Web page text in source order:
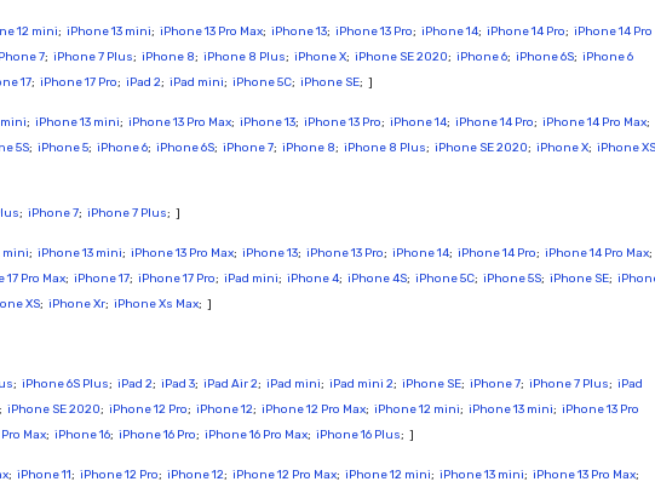
12 mini; iPhone 13 mini; iPhone 13 Pro Max; iPhone 13; iPhone 13 Pro; iPhone 14; iPhone 14 Pro; iPhone 14 Pro
7; iPhone 7 Plus; iPhone 8; iPhone 8 Plus; iPhone X; iPhone SE 2020; iPhone 6; iPhone 6S; iPhone 6
17; iPhone 17 Pro; iPad 2; iPad mini; iPhone 5C; iPhone SE; ]
; iPhone 13 mini; iPhone 13 Pro Max; iPhone 13; iPhone 13 Pro; iPhone 14; iPhone 14 Pro; iPhone 14 Pro Max;
5S; iPhone 5; iPhone 6; iPhone 6S; iPhone 7; iPhone 8; iPhone 8 Plus; iPhone SE 2020; iPhone X; iPhone XS
; iPhone 7; iPhone 7 Plus; ]
mini; iPhone 13 mini; iPhone 13 Pro Max; iPhone 13; iPhone 13 Pro; iPhone 14; iPhone 14 Pro; iPhone 14 Pro Max;
17 Pro Max; iPhone 17; iPhone 17 Pro; iPad mini; iPhone 4; iPhone 4S; iPhone 5C; iPhone 5S; iPhone SE;
XS; iPhone Xr; iPhone Xs Max; ]
; iPhone 6S Plus; iPad 2; iPad 3; iPad Air 2; iPad mini; iPad mini 2; iPhone SE; iPhone 7; iPhone 7 Plus; iPad
; iPhone SE 2020; iPhone 12 Pro; iPhone 12; iPhone 12 Pro Max; iPhone 12 mini; iPhone 13 mini; iPhone 13 Pro
Max; iPhone 16; iPhone 16 Pro; iPhone 16 Pro Max; iPhone 16 Plus; ]
; iPhone 11; iPhone 12 Pro; iPhone 12; iPhone 12 Pro Max; iPhone 12 mini; iPhone 13 mini; iPhone 13 Pro Max;